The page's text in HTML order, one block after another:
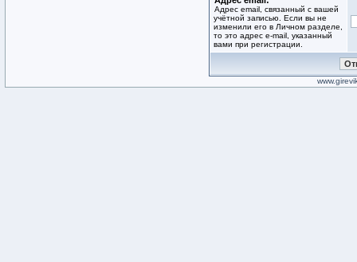
Адрес email, связанный с вашей
учётной записью. Если вы не
изменили его в Личном разделе,
то это адрес e-mail, указанный
вами при регистрации.